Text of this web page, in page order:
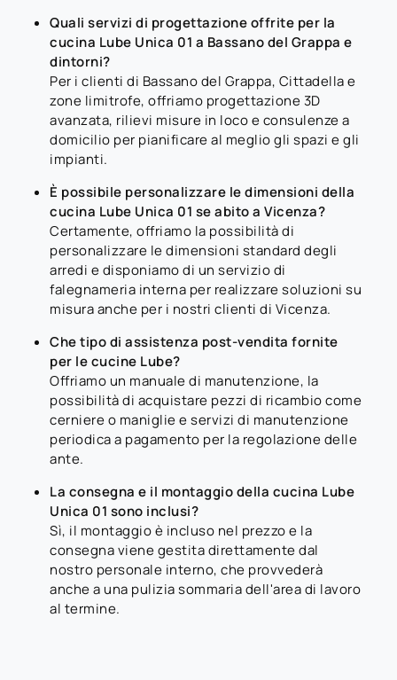
Quali servizi di progettazione offrite per la
cucina Lube Unica 01 a Bassano del Grappa e
dintorni?
Per i clienti di Bassano del Grappa, Cittadella e
zone limitrofe, offriamo progettazione 3D
avanzata, rilievi misure in loco e consulenze a
domicilio per pianificare al meglio gli spazi e gli
impianti.
È possibile personalizzare le dimensioni della
cucina Lube Unica 01 se abito a Vicenza?
Certamente, offriamo la possibilità di
personalizzare le dimensioni standard degli
arredi e disponiamo di un servizio di
falegnameria interna per realizzare soluzioni su
misura anche per i nostri clienti di Vicenza.
Che tipo di assistenza post-vendita fornite
per le cucine Lube?
Offriamo un manuale di manutenzione, la
possibilità di acquistare pezzi di ricambio come
cerniere o maniglie e servizi di manutenzione
periodica a pagamento per la regolazione delle
ante.
La consegna e il montaggio della cucina Lube
Unica 01 sono inclusi?
Sì, il montaggio è incluso nel prezzo e la
consegna viene gestita direttamente dal
nostro personale interno, che provvederà
anche a una pulizia sommaria dell'area di lavoro
al termine.